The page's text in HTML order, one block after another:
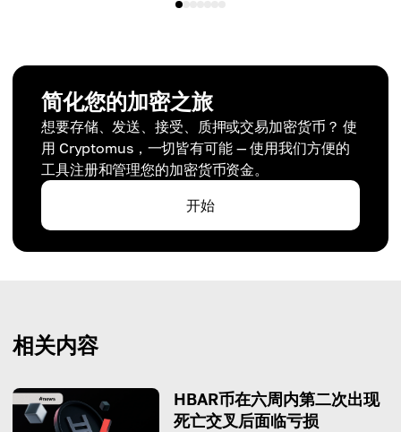
简化您的加密之旅
想要存储、发送、接受、质押或交易加密货币？ 使
用 Cryptomus，一切皆有可能 — 使用我们方便的
工具注册和管理您的加密货币资金。
开始
相关内容
HBAR币在六周内第二次出现
死亡交叉后面临亏损